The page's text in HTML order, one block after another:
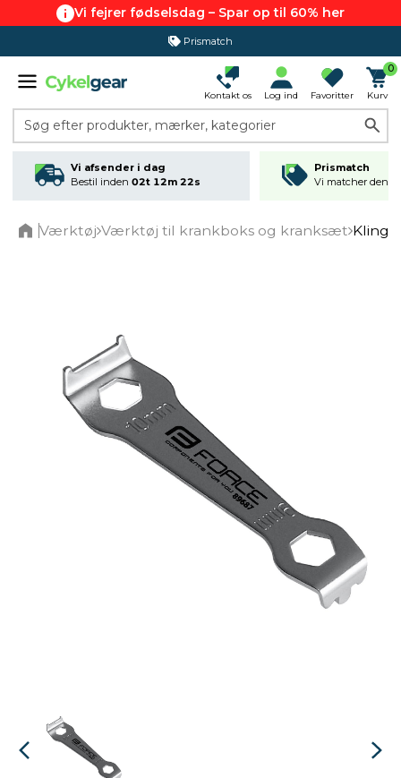
Vi fejrer fødselsdag – Spar op til 60% her
Prismatch
Kontakt os Log ind Favoritter
0
Kurv
Søg efter produkter, mærker, kategorier
Vi afsender i dag
Bestil inden 02t 12m 21s
Prismatch
Vi matcher den
Værktøj Værktøj til krankboks og kranksæt